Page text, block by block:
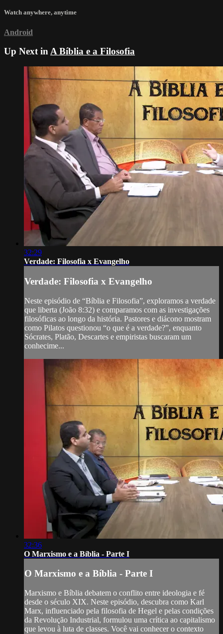
Watch anywhere, anytime
Android
Up Next inA Bíblia e a Filosofia
32:29
Verdade: Filosofia x Evangelho
Verdade: Filosofia x Evangelho
Neste episódio de “Bíblia e Filosofia”, exploramos a verdade
que liberta (João 8:32) e comparamos com as investigações
filosóficas ao longo da história. Pastores e diácono mostram
como Pilatos questionou “o que é a verdade?”, enquanto
Sócrates, Platão, Descartes e empiristas buscaram um
conhecime...
32:36
O Marxismo e a Bíblia - Parte I
O Marxismo e a Bíblia - Parte I
Marxismo e Bíblia debatem o conflito entre ideologia e fé
desde o século XIX. Neste episódio, descubra como Karl
Marx, influenciado pela filosofia de Hegel e pelas condições
da Revolução Industrial, formulou uma crítica ao capitalismo
que levou à luta de classes. Você vai conhecer o contexto